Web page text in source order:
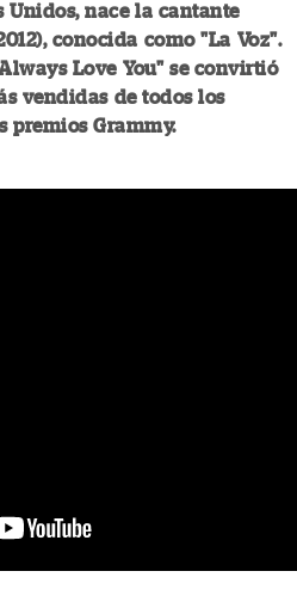
Unidos, nace la cantante
conocida como "La Voz".
Love You" se convirtió
vendidas de todos los
premios Grammy.